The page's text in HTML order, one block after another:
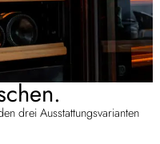
drei Ausstattungsvarianten